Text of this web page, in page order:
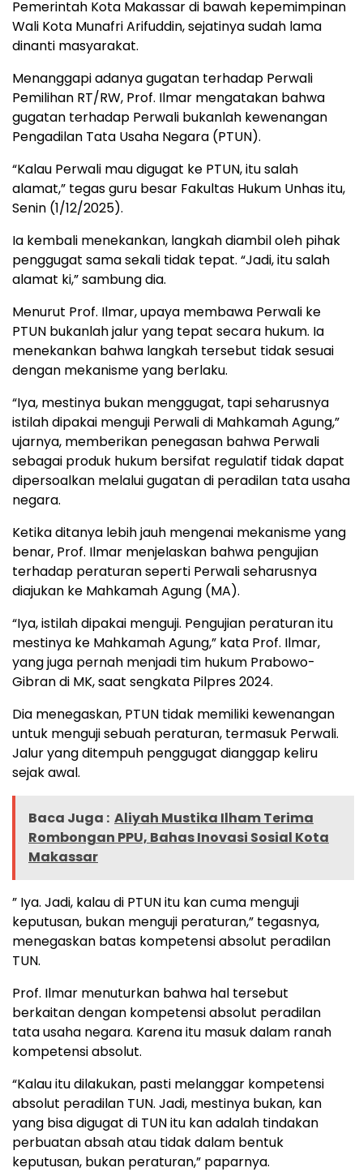
Pemerintah Kota Makassar di bawah kepemimpinan
Wali Kota Munafri Arifuddin, sejatinya sudah lama
dinanti masyarakat.
Menanggapi adanya gugatan terhadap Perwali
Pemilihan RT/RW, Prof. Ilmar mengatakan bahwa
gugatan terhadap Perwali bukanlah kewenangan
Pengadilan Tata Usaha Negara (PTUN).
“Kalau Perwali mau digugat ke PTUN, itu salah
alamat,” tegas guru besar Fakultas Hukum Unhas itu,
Senin (1/12/2025).
Ia kembali menekankan, langkah diambil oleh pihak
penggugat sama sekali tidak tepat. “Jadi, itu salah
alamat ki,” sambung dia.
Menurut Prof. Ilmar, upaya membawa Perwali ke
PTUN bukanlah jalur yang tepat secara hukum. Ia
menekankan bahwa langkah tersebut tidak sesuai
dengan mekanisme yang berlaku.
“Iya, mestinya bukan menggugat, tapi seharusnya
istilah dipakai menguji Perwali di Mahkamah Agung,”
ujarnya, memberikan penegasan bahwa Perwali
sebagai produk hukum bersifat regulatif tidak dapat
dipersoalkan melalui gugatan di peradilan tata usaha
negara.
Ketika ditanya lebih jauh mengenai mekanisme yang
benar, Prof. Ilmar menjelaskan bahwa pengujian
terhadap peraturan seperti Perwali seharusnya
diajukan ke Mahkamah Agung (MA).
“Iya, istilah dipakai menguji. Pengujian peraturan itu
mestinya ke Mahkamah Agung,” kata Prof. Ilmar,
yang juga pernah menjadi tim hukum Prabowo-
Gibran di MK, saat sengkata Pilpres 2024.
Dia menegaskan, PTUN tidak memiliki kewenangan
untuk menguji sebuah peraturan, termasuk Perwali.
Jalur yang ditempuh penggugat dianggap keliru
sejak awal.
Baca Juga : Aliyah Mustika Ilham Terima
Rombongan PPU, Bahas Inovasi Sosial Kota
Makassar
” Iya. Jadi, kalau di PTUN itu kan cuma menguji
keputusan, bukan menguji peraturan,” tegasnya,
menegaskan batas kompetensi absolut peradilan
TUN.
Prof. Ilmar menuturkan bahwa hal tersebut
berkaitan dengan kompetensi absolut peradilan
tata usaha negara. Karena itu masuk dalam ranah
kompetensi absolut.
“Kalau itu dilakukan, pasti melanggar kompetensi
absolut peradilan TUN. Jadi, mestinya bukan, kan
yang bisa digugat di TUN itu kan adalah tindakan
perbuatan absah atau tidak dalam bentuk
keputusan, bukan peraturan,” paparnya.